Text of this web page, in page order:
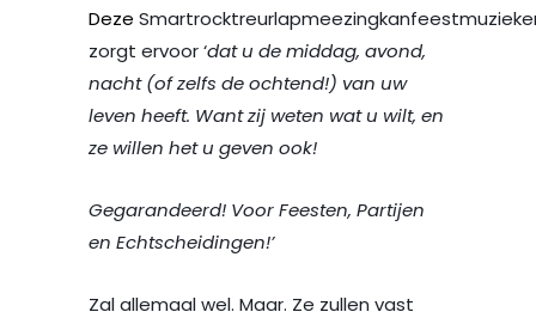
Deze
zorgt ervoor ‘dat u de middag, avond,
nacht (of zelfs de ochtend!) van uw
leven heeft. Want zij weten wat u wilt, en
ze willen het u geven ook!
Gegarandeerd! Voor Feesten, Partijen
en Echtscheidingen!’
Zal allemaal wel. Maar. Ze zullen vast